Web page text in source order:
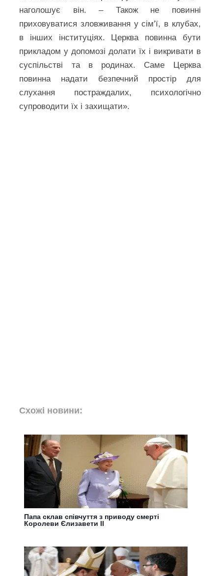
наголошує він. – Також не повинні
приховуватися зловживання у сім’ї, в клубах,
в інших інституціях. Церква повинна бути
прикладом у допомозі долати їх і викривати в
суспільстві та в родинах. Саме Церква
повинна надати безпечний простір для
слухання постраждалих, психологічно
супроводити їх і захищати».
Схожі новини:
Папа склав співчуття з приводу смерті
Королеви Єлизавети ІІ